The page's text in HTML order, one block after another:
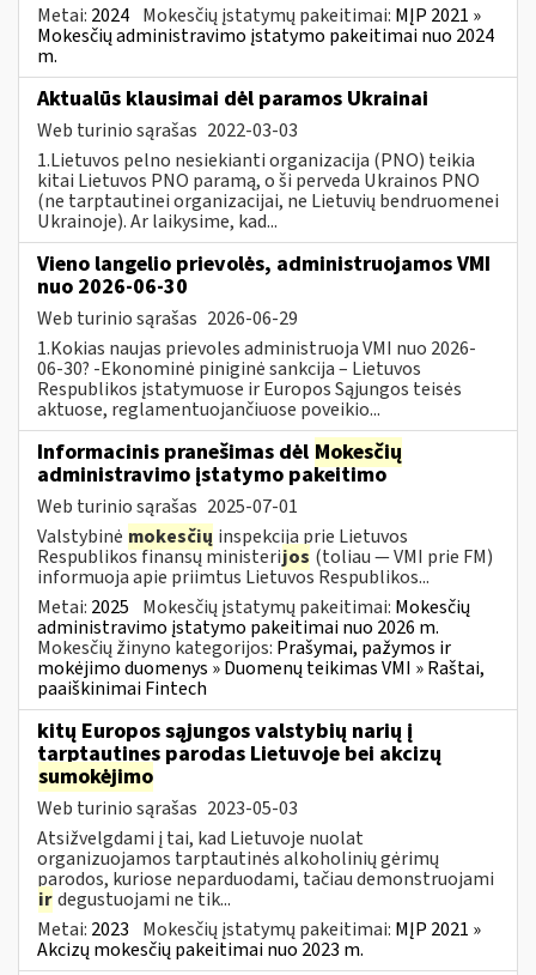
Metai: 2024 Mokesčių įstatymų pakeitimai: MĮP 2021 »
Mokesčių administravimo įstatymo pakeitimai nuo 2024
m.
Aktualūs klausimai dėl paramos Ukrainai
Web turinio sąrašas 2022-03-03
1.Lietuvos pelno nesiekianti organizacija (PNO) teikia
kitai Lietuvos PNO paramą, o ši perveda Ukrainos PNO
(ne tarptautinei organizacijai, ne Lietuvių bendruomenei
Ukrainoje). Ar laikysime, kad...
Vieno langelio prievolės, administruojamos VMI
nuo 2026-06-30
Web turinio sąrašas 2026-06-29
1.Kokias naujas prievoles administruoja VMI nuo 2026-
06-30? -Ekonominė piniginė sankcija – Lietuvos
Respublikos įstatymuose ir Europos Sąjungos teisės
aktuose, reglamentuojančiuose poveikio...
Informacinis pranešimas dėl Mokesčių
administravimo įstatymo pakeitimo
Web turinio sąrašas 2025-07-01
Valstybinė mokesčių inspekcija prie Lietuvos
Respublikos finansų ministerijos (toliau — VMI prie FM)
informuoja apie priimtus Lietuvos Respublikos...
Metai: 2025 Mokesčių įstatymų pakeitimai: Mokesčių
administravimo įstatymo pakeitimai nuo 2026 m.
Mokesčių žinyno kategorijos: Prašymai, pažymos ir
mokėjimo duomenys » Duomenų teikimas VMI » Raštai,
paaiškinimai Fintech
kitų Europos sąjungos valstybių narių į
tarptautines parodas Lietuvoje bei akcizų
sumokėjimo
Web turinio sąrašas 2023-05-03
Atsižvelgdami į tai, kad Lietuvoje nuolat
organizuojamos tarptautinės alkoholinių gėrimų
parodos, kuriose neparduodami, tačiau demonstruojami
irdegustuojami ne tik...
Metai: 2023 Mokesčių įstatymų pakeitimai: MĮP 2021 »
Akcizų mokesčių pakeitimai nuo 2023 m.